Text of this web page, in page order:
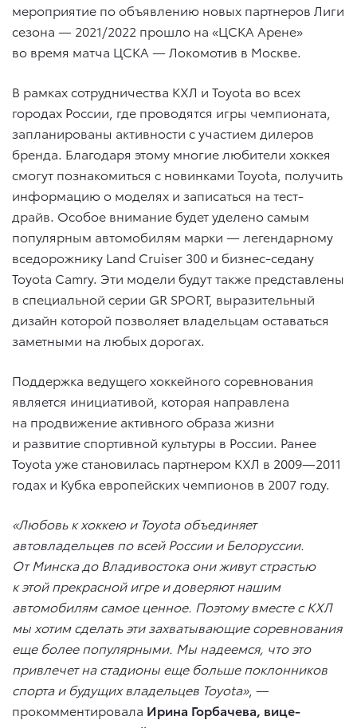
мероприятие по объявлению новых партнеров Лиги
сезона — 2021/2022 прошло на «ЦСКА Арене»
во время матча ЦСКА — Локомотив в Москве.
В рамках сотрудничества КХЛ и Toyota во всех
городах России, где проводятся игры чемпионата,
запланированы активности с участием дилеров
бренда. Благодаря этому многие любители хоккея
смогут познакомиться с новинками Toyota, получить
информацию о моделях и записаться на тест-
драйв. Особое внимание будет уделено самым
популярным автомобилям марки — легендарному
вседорожнику Land Cruiser 300 и бизнес-седану
Toyota Camry. Эти модели будут также представлены
в специальной серии GR SPORT, выразительный
дизайн которой позволяет владельцам оставаться
заметными на любых дорогах.
Поддержка ведущего хоккейного соревнования
является инициативой, которая направлена
на продвижение активного образа жизни
и развитие спортивной культуры в России. Ранее
Toyota уже становилась партнером КХЛ в 2009—2011
годах и Кубка европейских чемпионов в 2007 году.
«Любовь к хоккею и Toyota объединяет
автовладельцев по всей России и Белоруссии.
От Минска до Владивостока они живут страстью
к этой прекрасной игре и доверяют нашим
автомобилям самое ценное. Поэтому вместе с КХЛ
мы хотим сделать эти захватывающие соревнования
еще более популярными. Мы надеемся, что это
привлечет на стадионы еще больше поклонников
спорта и будущих владельцев Toyota», —
прокомментировала Ирина Горбачева, вице-